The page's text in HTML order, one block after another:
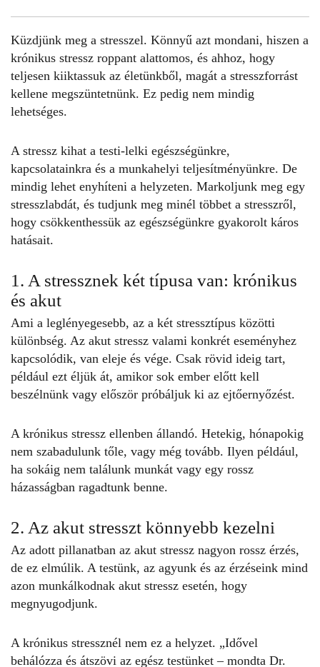
Küzdjünk meg a stresszel. Könnyű azt mondani, hiszen a
krónikus stressz roppant alattomos, és ahhoz, hogy
teljesen kiiktassuk az életünkből, magát a stresszforrást
kellene megszüntetnünk. Ez pedig nem mindig
lehetséges.
A stressz kihat a testi-lelki egészségünkre,
kapcsolatainkra és a munkahelyi teljesítményünkre. De
mindig lehet enyhíteni a helyzeten. Markoljunk meg egy
stresszlabdát, és tudjunk meg minél többet a stresszről,
hogy csökkenthessük az egészségünkre gyakorolt káros
hatásait.
1. A stressznek két típusa van: krónikus
és akut
Ami a leglényegesebb, az a két stressztípus közötti
különbség. Az akut stressz valami konkrét eseményhez
kapcsolódik, van eleje és vége. Csak rövid ideig tart,
például ezt éljük át, amikor sok ember előtt kell
beszélnünk vagy először próbáljuk ki az ejtőernyőzést.
A krónikus stressz ellenben állandó. Hetekig, hónapokig
nem szabadulunk tőle, vagy még tovább. Ilyen például,
ha sokáig nem találunk munkát vagy egy rossz
házasságban ragadtunk benne.
2. Az akut stresszt könnyebb kezelni
Az adott pillanatban az akut stressz nagyon rossz érzés,
de ez elmúlik. A testünk, az agyunk és az érzéseink mind
azon munkálkodnak akut stressz esetén, hogy
megnyugodjunk.
A krónikus stressznél nem ez a helyzet. „Idővel
behálózza és átszövi az egész testünket – mondta Dr.